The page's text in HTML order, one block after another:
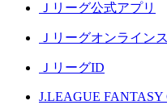
Ｊリーグ公式アプリ
Ｊリーグオンライン
ＪリーグID
J.LEAGUE FANTASY